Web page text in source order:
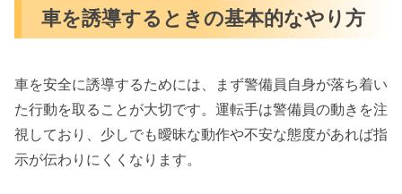
車を誘導するときの基本的なやり方
車を安全に誘導するためには、まず警備員自身が落ち着い
た行動を取ることが大切です。運転手は警備員の動きを注
視しており、少しでも曖昧な動作や不安な態度があれば指
示が伝わりにくくなります。